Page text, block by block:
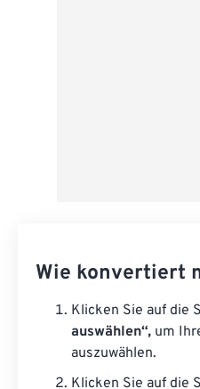
Wie konvertiert
Klicken Sie auf die
auswählen“, um
auszuwählen.
Klicken Sie auf die